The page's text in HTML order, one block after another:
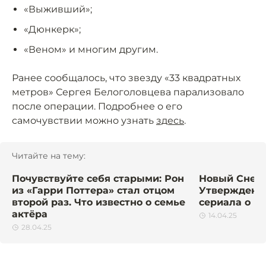
«Выживший»;
«Дюнкерк»;
«Веном» и многим другим.
Ранее сообщалось, что звезду «33 квадратных
метров» Сергея Белоголовцева парализовало
после операции. Подробнее о его
самочувствии можно узнать здесь.
Читайте на тему:
Почувствуйте себя старыми: Рон
из «Гарри Поттера» стал отцом
второй раз. Что известно о семье
актёра
28.04.25
Новый
Утверждены
сериала о
14.04.25